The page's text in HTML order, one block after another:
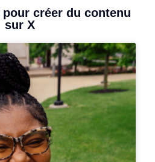
créer du contenu
sur X